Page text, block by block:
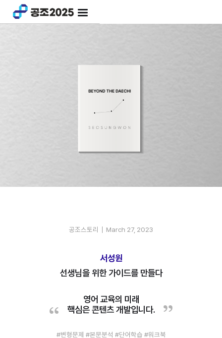
공조스토리 March 27, 2023
서성원
선생님을 위한 가이드를 만들다
영어 교육의 미래
핵심은 콘텐츠 개발입니다.
#변형문제 #본문분석 #단어학습 #워크북